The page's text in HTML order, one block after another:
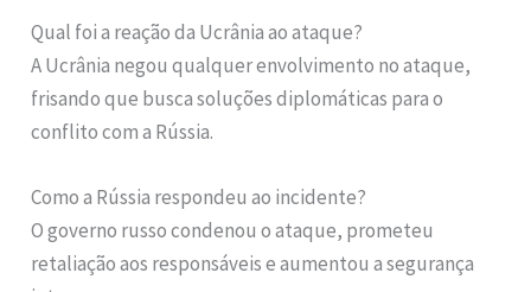
Qual foi a reação da Ucrânia ao ataque?
A Ucrânia negou qualquer envolvimento no ataque,
frisando que busca soluções diplomáticas para o
conflito com a Rússia.
Como a Rússia respondeu ao incidente?
O governo russo condenou o ataque, prometeu
retaliação aos responsáveis e aumentou a segurança